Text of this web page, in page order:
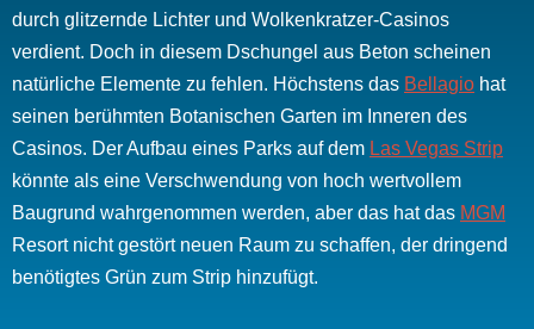
durch glitzernde Lichter und Wolkenkratzer-Casinos
verdient. Doch in diesem Dschungel aus Beton scheinen
natürliche Elemente zu fehlen. Höchstens das Bellagio hat
seinen berühmten Botanischen Garten im Inneren des
Casinos. Der Aufbau eines Parks auf dem Las Vegas Strip
könnte als eine Verschwendung von hoch wertvollem
Baugrund wahrgenommen werden, aber das hat das MGM
Resort nicht gestört neuen Raum zu schaffen, der dringend
benötigtes Grün zum Strip hinzufügt.